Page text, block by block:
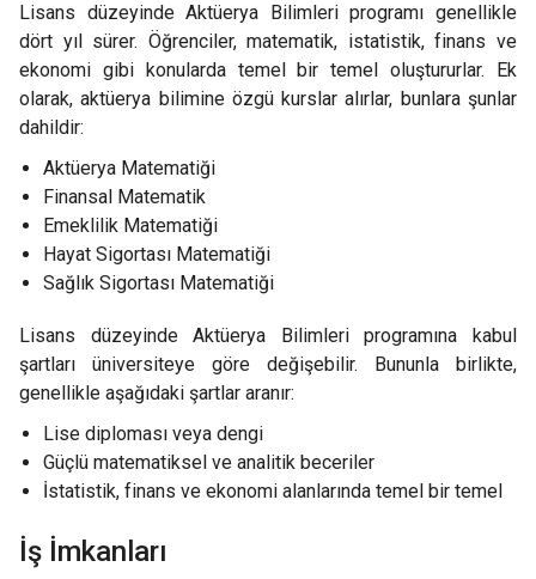
Lisans düzeyinde Aktüerya Bilimleri programı genellikle
dört yıl sürer. Öğrenciler, matematik, istatistik, finans ve
ekonomi gibi konularda temel bir temel oluştururlar. Ek
olarak, aktüerya bilimine özgü kurslar alırlar, bunlara şunlar
dahildir:
Aktüerya Matematiği
Finansal Matematik
Emeklilik Matematiği
Hayat Sigortası Matematiği
Sağlık Sigortası Matematiği
Lisans düzeyinde Aktüerya Bilimleri programına kabul
şartları üniversiteye göre değişebilir. Bununla birlikte,
genellikle aşağıdaki şartlar aranır:
Lise diploması veya dengi
Güçlü matematiksel ve analitik beceriler
İstatistik, finans ve ekonomi alanlarında temel bir temel
İş İmkanları